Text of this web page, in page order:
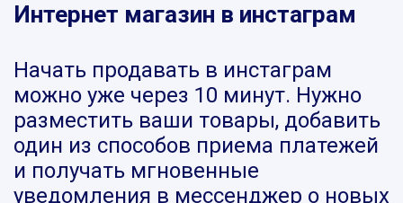
Интернет магазин в инстаграм
Начать продавать в инстаграм
можно уже через 10 минут. Нужно
разместить ваши товары, добавить
один из способов приема платежей
и получать мгновенные
уведомления в мессенджер о новых